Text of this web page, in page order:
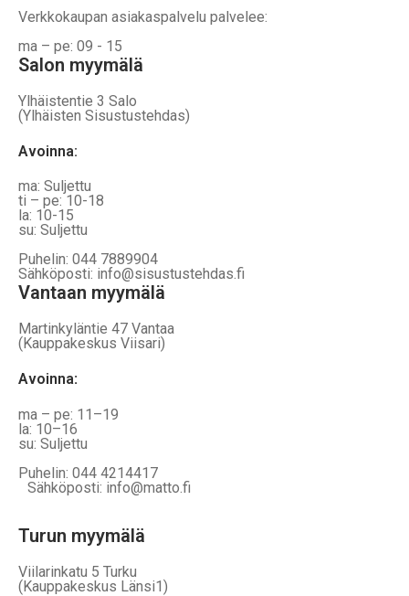
Verkkokaupan asiakaspalvelu palvelee:
ma – pe: 09 - 15
Salon myymälä
Ylhäistentie 3 Salo
(Ylhäisten Sisustustehdas)
Avoinna:
ma: Suljettu
ti – pe: 10-18
la: 10-15
su: Suljettu
Puhelin: 044 7889904
Sähköposti: info@sisustustehdas.fi
Vantaan myymälä
Martinkyläntie 47 Vantaa
(Kauppakeskus Viisari)
Avoinna:
ma – pe: 11–19
la: 10–16
su: Suljettu
Puhelin: 044 4214417
Sähköposti: info@matto.fi
Turun myymälä
Viilarinkatu 5 Turku
(Kauppakeskus Länsi1)